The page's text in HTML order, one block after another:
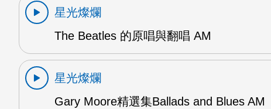
星光燦爛
The Beatles 的原唱與翻唱 AM
星光燦爛
Gary Moore精選集Ballads and Blues AM